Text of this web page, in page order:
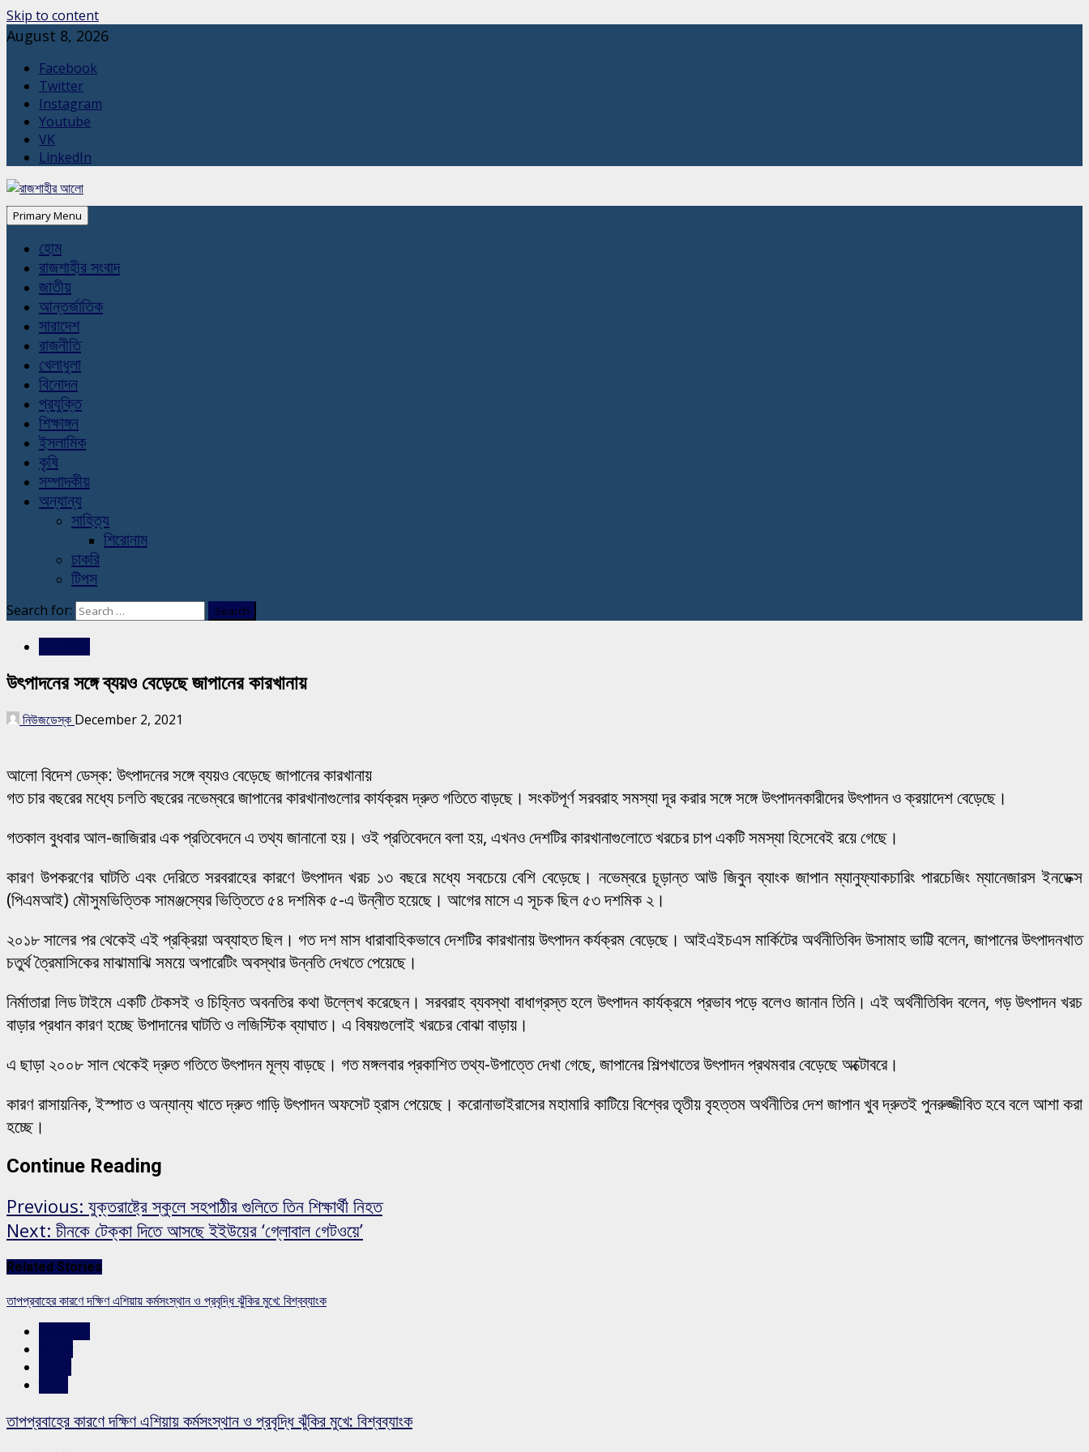
Skip to content
August 8, 2026
Facebook
Twitter
Instagram
Youtube
VK
LinkedIn
Primary Menu
হোম
রাজশাহীর সংবাদ
জাতীয়
আন্তর্জাতিক
সারাদেশ
রাজনীতি
খেলাধুলা
বিনোদন
প্রযুক্তি
শিক্ষাঙ্গন
ইসলামিক
কৃষি
সম্পাদকীয়
অন্যান্য
সাহিত্য
শিরোনাম
চাকরি
টিপস
Search for:
উৎপাদনের সঙ্গে ব্যয়ও বেড়েছে জাপানের কারখানায়
নিউজডেস্ক December 2, 2021
আলো বিদেশ ডেস্ক: উৎপাদনের সঙ্গে ব্যয়ও বেড়েছে জাপানের কারখানায়
গত চার বছরের মধ্যে চলতি বছরের নভেম্বরে জাপানের কারখানাগুলোর কার্যক্রম দ্রুত গতিতে বাড়ছে। সংকটপূর্ণ সরবরাহ সমস্যা দূর করার সঙ্গে সঙ্গে উৎপাদনকারীদের উৎপাদন ও ক্রয়াদেশ বেড়েছে।
গতকাল বুধবার আল-জাজিরার এক প্রতিবেদনে এ তথ্য জানানো হয়। ওই প্রতিবেদনে বলা হয়, এখনও দেশটির কারখানাগুলোতে খরচের চাপ একটি সমস্যা হিসেবেই রয়ে গেছে।
কারণ উপকরণের ঘাটতি এবং দেরিতে সরবরাহের কারণে উৎপাদন খরচ ১৩ বছরে মধ্যে সবচেয়ে বেশি বেড়েছে। নভেম্বরে চূড়ান্ত আউ জিবুন ব্যাংক জাপান ম্যানুফ্যাকচারিং পারচেজিং ম্যানেজারস ইনডেক্স
(পিএমআই) মৌসুমভিত্তিক সামঞ্জস্যের ভিত্তিতে ৫৪ দশমিক ৫-এ উন্নীত হয়েছে। আগের মাসে এ সূচক ছিল ৫৩ দশমিক ২।
২০১৮ সালের পর থেকেই এই প্রক্রিয়া অব্যাহত ছিল। গত দশ মাস ধারাবাহিকভাবে দেশটির কারখানায় উৎপাদন কর্যক্রম বেড়েছে। আইএইচএস মার্কিটের অর্থনীতিবিদ উসামাহ ভাট্টি বলেন, জাপানের উৎপাদনখাত
চতুর্থ ত্রৈমাসিকের মাঝামাঝি সময়ে অপারেটিং অবস্থার উন্নতি দেখতে পেয়েছে।
নির্মাতারা লিড টাইমে একটি টেকসই ও চিহ্নিত অবনতির কথা উল্লেখ করেছেন। সরবরাহ ব্যবস্থা বাধাগ্রস্ত হলে উৎপাদন কার্যক্রমে প্রভাব পড়ে বলেও জানান তিনি। এই অর্থনীতিবিদ বলেন, গড় উৎপাদন খরচ
বাড়ার প্রধান কারণ হচ্ছে উপাদানের ঘাটতি ও লজিস্টিক ব্যাঘাত। এ বিষয়গুলোই খরচের বোঝা বাড়ায়।
এ ছাড়া ২০০৮ সাল থেকেই দ্রুত গতিতে উৎপাদন মূল্য বাড়ছে। গত মঙ্গলবার প্রকাশিত তথ্য-উপাত্তে দেখা গেছে, জাপানের শিল্পখাতের উৎপাদন প্রথমবার বেড়েছে অক্টোবরে।
কারণ রাসায়নিক, ইস্পাত ও অন্যান্য খাতে দ্রুত গাড়ি উৎপাদন অফসেট হ্রাস পেয়েছে। করোনাভাইরাসের মহামারি কাটিয়ে বিশ্বের তৃতীয় বৃহত্তম অর্থনীতির দেশ জাপান খুব দ্রুতই পুনরুজ্জীবিত হবে বলে আশা করা
হচ্ছে।
Continue Reading
Previous: যুক্তরাষ্ট্রে স্কুলে সহপাঠীর গুলিতে তিন শিক্ষার্থী নিহত
Next: চীনকে টেক্কা দিতে আসছে ইইউয়ের ‘গ্লোবাল গেটওয়ে’
Related Stories
তাপপ্রবাহের কারণে দক্ষিণ এশিয়ায় কর্মসংস্থান ও প্রবৃদ্ধি ঝুঁকির মুখে: বিশ্বব্যাংক
তাপপ্রবাহের কারণে দক্ষিণ এশিয়ায় কর্মসংস্থান ও প্রবৃদ্ধি ঝুঁকির মুখে: বিশ্বব্যাংক